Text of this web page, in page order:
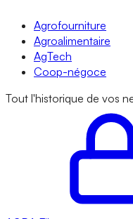
Agrofourniture
Agroalimentaire
AgTech
Coop-négoce
Tout l'historique de vos